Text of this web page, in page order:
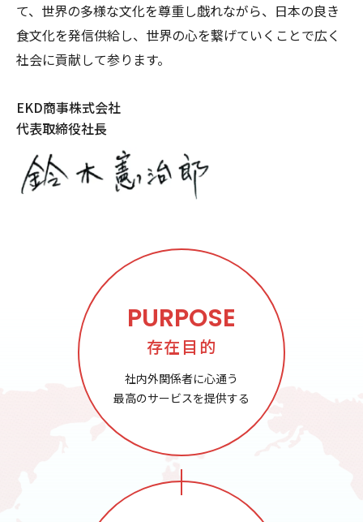
て、世界の多様な文化を尊重し戯れながら、日本の良き
食文化を発信供給し、世界の心を繋げていくことで広く
社会に貢献して参ります。
EKD商事株式会社
代表取締役社長
PURPOSE
存在目的
社内外関係者に心通う
最高のサービスを提供する